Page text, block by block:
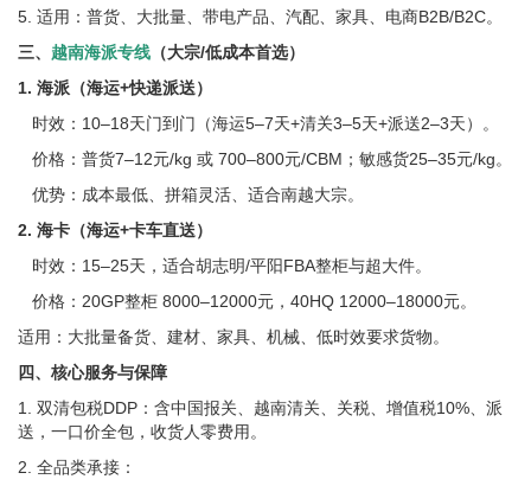
5. 适用：普货、大批量、带电产品、汽配、家具、电商B2B/B2C。
三、 越南海派专线 （大宗/低成本首选）
1. 海派（海运+快递派送）
时效：10–18天门到门（海运5–7天+清关3–5天+派送2–3天）。
价格：普货7–12元/kg 或 700–800元/CBM；敏感货25–35元/kg。
优势：成本最低、拼箱灵活、适合南越大宗。
2. 海卡（海运+卡车直送）
时效：15–25天，适合胡志明/平阳FBA整柜与超大件。
价格：20GP整柜 8000–12000元，40HQ 12000–18000元。
适用：大批量备货、建材、家具、机械、低时效要求货物。
四、核心服务与保障
1. 双清包税DDP：含中国报关、越南清关、关税、增值税10%、派
送，一口价全包，收货人零费用。
2. 全品类承接：